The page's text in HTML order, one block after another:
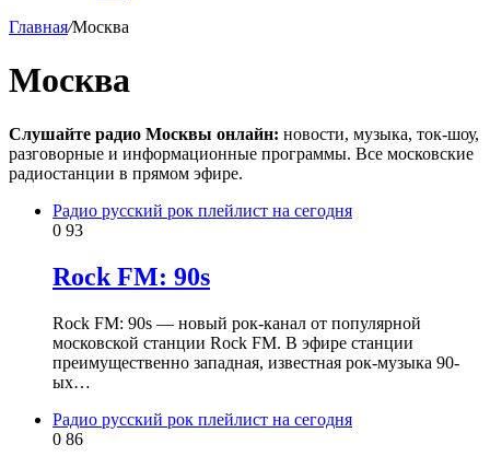
Главная/Москва
Москва
Слушайте радио Москвы онлайн: новости, музыка, ток-шоу,
разговорные и информационные программы. Все московские
радиостанции в прямом эфире.
Радио русский рок плейлист на сегодня
0 93
Rock FM: 90s
Rock FM: 90s — новый рок-канал от популярной
московской станции Rock FM. В эфире станции
преимущественно западная, известная рок-музыка 90-
ых…
Радио русский рок плейлист на сегодня
0 86